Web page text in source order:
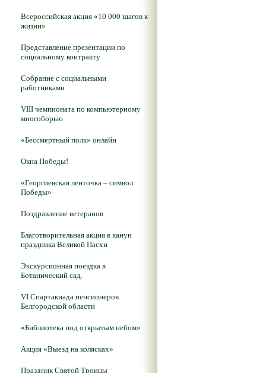
Всероссийская акция «10 000 шагов к
жизни»
Представление презентации по
социальному контракту
Собрание с социальными
работниками
VIII чемпионата по компьютерному
многоборью
«Бессмертный полк» онлайн
Окна Победы!
«Георгиевская ленточка – символ
Победы»
Поздравление ветеранов
Благотворительная акция в канун
праздника Великой Пасхи
Экскурсионная поездка в
Ботанический сад.
VI Спартакиада пенсионеров
Белгородской области
«Библиотека под открытым небом»
Акция «Выезд на колясках»
Праздник Святой Троицы